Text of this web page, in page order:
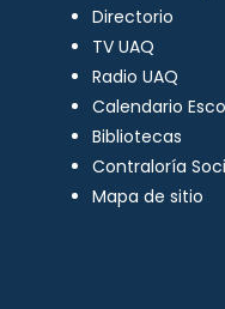
Directorio
TV UAQ
Radio UAQ
Calendario
Bibliotecas
Contraloría
Mapa de sitio